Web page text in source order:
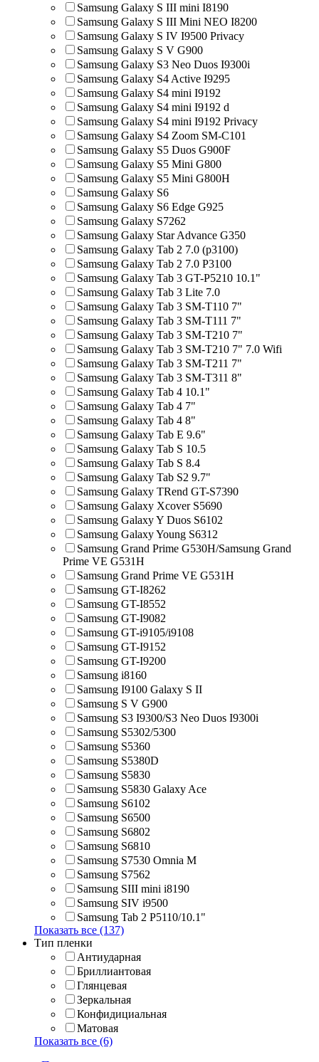
Samsung Galaxy S III mini I8190
Samsung Galaxy S III Mini NEO I8200
Samsung Galaxy S IV I9500 Privacy
Samsung Galaxy S V G900
Samsung Galaxy S3 Neo Duos I9300i
Samsung Galaxy S4 Active I9295
Samsung Galaxy S4 mini I9192
Samsung Galaxy S4 mini I9192 d
Samsung Galaxy S4 mini I9192 Privacy
Samsung Galaxy S4 Zoom SM-C101
Samsung Galaxy S5 Duos G900F
Samsung Galaxy S5 Mini G800
Samsung Galaxy S5 Mini G800H
Samsung Galaxy S6
Samsung Galaxy S6 Edge G925
Samsung Galaxy S7262
Samsung Galaxy Star Advance G350
Samsung Galaxy Tab 2 7.0 (p3100)
Samsung Galaxy Tab 2 7.0 P3100
Samsung Galaxy Tab 3 GT-P5210 10.1"
Samsung Galaxy Tab 3 Lite 7.0
Samsung Galaxy Tab 3 SM-T110 7"
Samsung Galaxy Tab 3 SM-T111 7"
Samsung Galaxy Tab 3 SM-T210 7"
Samsung Galaxy Tab 3 SM-T210 7" 7.0 Wifi
Samsung Galaxy Tab 3 SM-T211 7"
Samsung Galaxy Tab 3 SM-T311 8"
Samsung Galaxy Tab 4 10.1"
Samsung Galaxy Tab 4 7"
Samsung Galaxy Tab 4 8"
Samsung Galaxy Tab E 9.6"
Samsung Galaxy Tab S 10.5
Samsung Galaxy Tab S 8.4
Samsung Galaxy Tab S2 9.7"
Samsung Galaxy TRend GT-S7390
Samsung Galaxy Xcover S5690
Samsung Galaxy Y Duos S6102
Samsung Galaxy Young S6312
Samsung Grand Prime G530H/Samsung Grand
Prime VE G531H
Samsung Grand Prime VE G531H
Samsung GT-I8262
Samsung GT-I8552
Samsung GT-I9082
Samsung GT-i9105/i9108
Samsung GT-I9152
Samsung GT-I9200
Samsung i8160
Samsung I9100 Galaxy S II
Samsung S V G900
Samsung S3 I9300/S3 Neo Duos I9300i
Samsung S5302/5300
Samsung S5360
Samsung S5380D
Samsung S5830
Samsung S5830 Galaxy Ace
Samsung S6102
Samsung S6500
Samsung S6802
Samsung S6810
Samsung S7530 Omnia M
Samsung S7562
Samsung SIII mini i8190
Samsung SIV i9500
Samsung Tab 2 P5110/10.1"
Показать все (137)
Тип пленки
Антиударная
Бриллиантовая
Глянцевая
Зеркальная
Конфидициальная
Матовая
Показать все (6)